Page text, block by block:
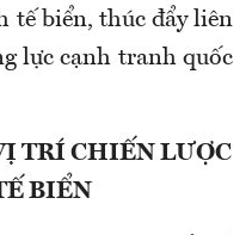
tế biển, thúc đẩy liên
lực cạnh tranh quốc
TRÍ CHIẾN LƯỢC
BIỂN